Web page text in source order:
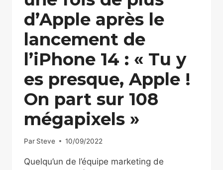
d’Apple après le
lancement de
l’iPhone 14 : « Tu y
es presque, Apple !
On part sur 108
mégapixels »
Par Steve 10/09/2022
Quelqu’un de l’équipe marketing de